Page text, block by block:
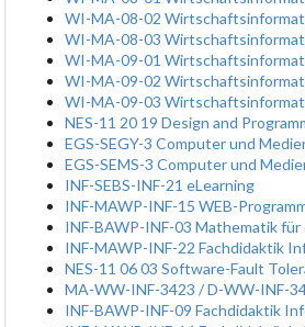
WI-MA-08-02
WI-MA-08-03
WI-MA-09-01
WI-MA-09-02
WI-MA-09-03
NES-11 20 19 Design and
EGS-SEGY-3 Computer und
EGS-SEMS-3 Computer und
INF-SEBS-INF-21 eLearning
INF-MAWP-INF-15 WEB-
INF-BAWP-INF-03 Mathematik
INF-MAWP-INF-22 Fachdidaktik
NES-11 06 03 Software-Fault
MA-WW-INF-3423 / D-WW-INF-
INF-BAWP-INF-09 Fachdidaktik